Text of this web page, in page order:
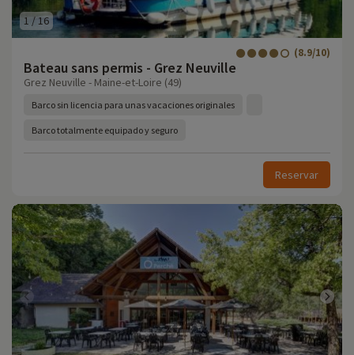
1 /16
Bateau sans permis - Grez Neuville
(8.9/10)
Grez Neuville - Maine-et-Loire (49)
Barco sin licencia para unas vacaciones originales
Barco totalmente equipado y seguro
Reservar